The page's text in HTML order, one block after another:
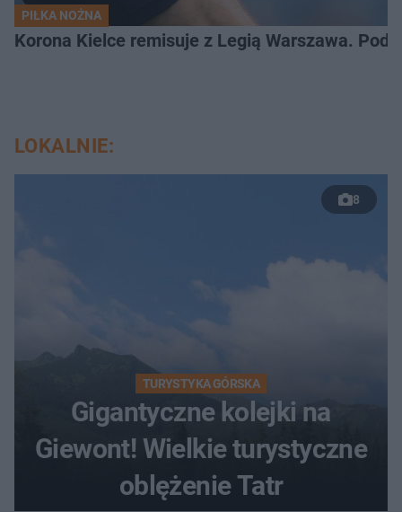
PIŁKA NOŻNA
Korona Kielce remisuje z Legią Warszawa.
LOKALNIE:
8
TURYSTYKA GÓRSKA
Gigantyczne kolejki na
Giewont! Wielkie turystyczne
oblężenie Tatr